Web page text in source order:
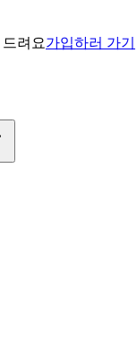
드려요가입하러 가기